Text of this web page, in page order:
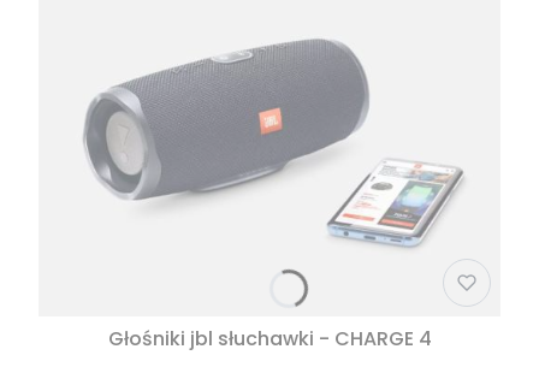
Głośniki jbl słuchawki - CHARGE 4